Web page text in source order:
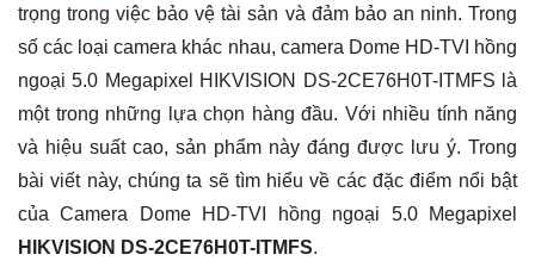
trọng trong việc bảo vệ tài sản và đảm bảo an ninh. Trong
số các loại camera khác nhau, camera Dome HD-TVI hồng
ngoại 5.0 Megapixel HIKVISION DS-2CE76H0T-ITMFS là
một trong những lựa chọn hàng đầu. Với nhiều tính năng
và hiệu suất cao, sản phẩm này đáng được lưu ý. Trong
bài viết này, chúng ta sẽ tìm hiểu về các đặc điểm nổi bật
của Camera Dome HD-TVI hồng ngoại 5.0 Megapixel
HIKVISION DS-2CE76H0T-ITMFS.